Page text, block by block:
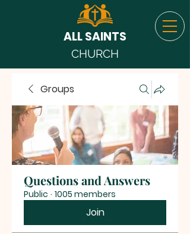
ALL SAINTS
CHURCH
Groups
Questions and Answers
Public · 1005 members
Join